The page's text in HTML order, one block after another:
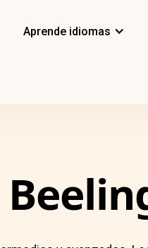
Aprende idiomas